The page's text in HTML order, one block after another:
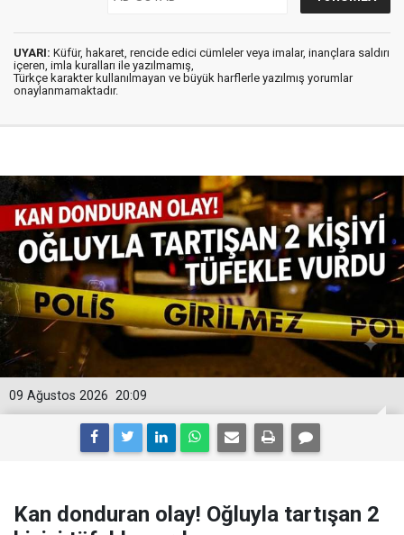
UYARI: Küfür, hakaret, rencide edici cümleler veya imalar, inançlara saldırı
içeren, imla kuralları ile yazılmamış,
Türkçe karakter kullanılmayan ve büyük harflerle yazılmış yorumlar
onaylanmamaktadır.
20:09
09 Ağustos 2026
Kan donduran olay! Oğluyla tartışan 2